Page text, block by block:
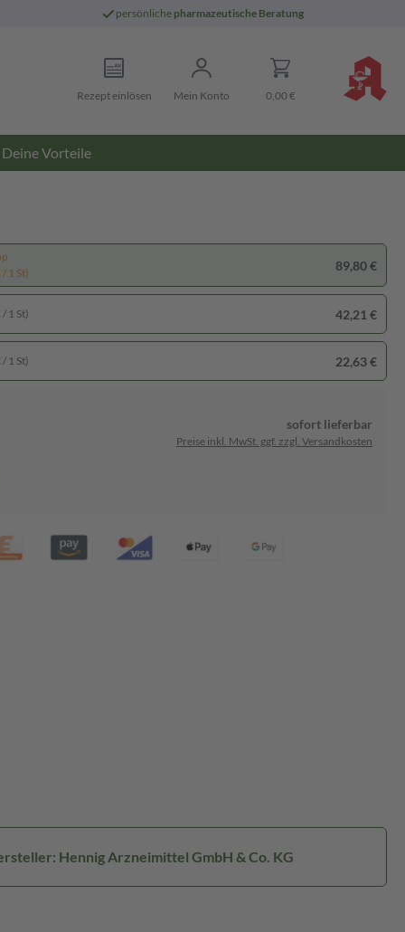
persönliche pharmazeutische Beratung
Rezept einlösen Mein Konto 0,00 €
Deine Vorteile
1 St)
89,80 €
1 St) 42,21 €
1 St) 22,63 €
sofort lieferbar
Preise inkl. MwSt. ggf. zzgl. Versandkosten
Hennig Arzneimittel GmbH & Co. KG